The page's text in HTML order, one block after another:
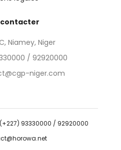
contacter
Niamey, Niger
/ 92920000
niger.com
93330000 / 92920000